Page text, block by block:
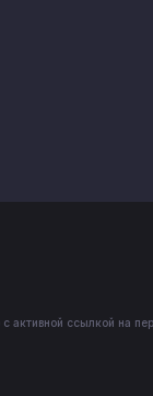
активной ссылкой на